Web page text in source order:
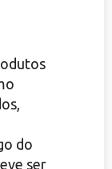
do
ser